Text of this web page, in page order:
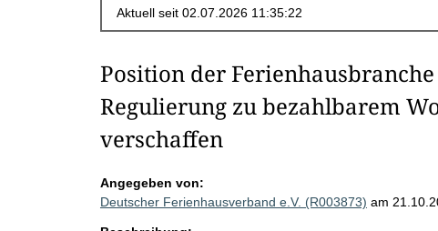
Position der
Regulierung zu bezahlbarem
verschaffen
Angegeben von:
Deutscher Ferienhausverband e.V. (R003873) am